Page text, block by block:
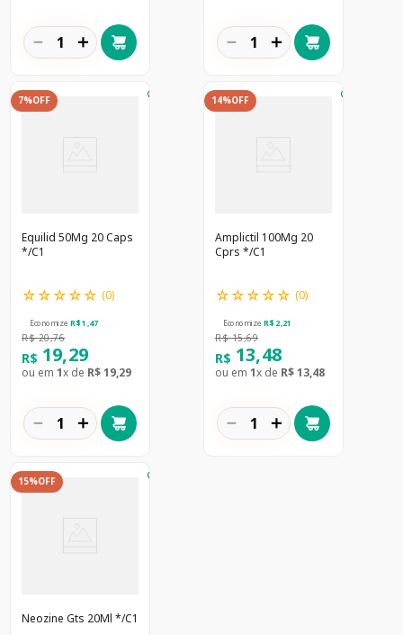
＋
－ ＋
－
7%OFF
Equilid 50Mg 20 Caps
*/C1
☆☆☆☆☆ (0)
Economize R$ 1 ,47
R$ 20,76
R$ 19,29
ou em 1x de R$19,29
＋
－
14%OFF
Amplictil 100Mg 20
Cprs */C1
☆☆☆☆☆ (0)
Economize R$ 2,21
R$ 15,69
R$ 13,48
ou em 1x de R$13,48
＋
－
15%OFF
Neozine Gts 20Ml */C1